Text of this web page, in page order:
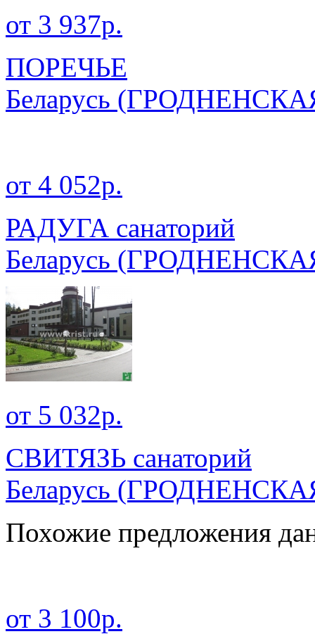
от 3 937р.
ПОРЕЧЬЕ
Беларусь
от 4 052р.
РАДУГА санаторий
Беларусь
от 5 032р.
СВИТЯЗЬ санаторий
Беларусь
Похожие предложения
от 3 100р.